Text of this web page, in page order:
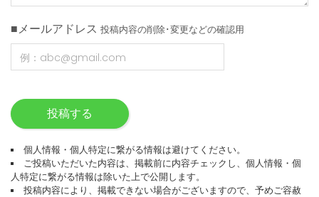
■メールアドレス 投稿内容の削除･変更などの確認用
投稿する
個人情報・個人特定に繋がる情報は避けてください。
ご投稿いただいた内容は、掲載前に内容チェックし、個人情報・個
人特定に繋がる情報は除いた上で公開します。
投稿内容により、掲載できない場合がございますので、予めご容赦